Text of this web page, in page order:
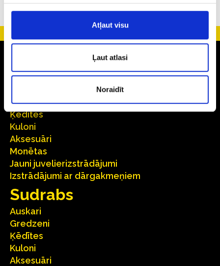
Atļaut visu
Ļaut atlasi
Noraidīt
Auskari
Laulības gredzeni
Ķēdītes
Kuloni
Aksesuāri
Monētas
Jauni juvelierizstrādājumi
Izstrādājumi ar dārgakmeņiem
Sudrabs
Auskari
Gredzeni
Ķēdītes
Kuloni
Aksesuāri